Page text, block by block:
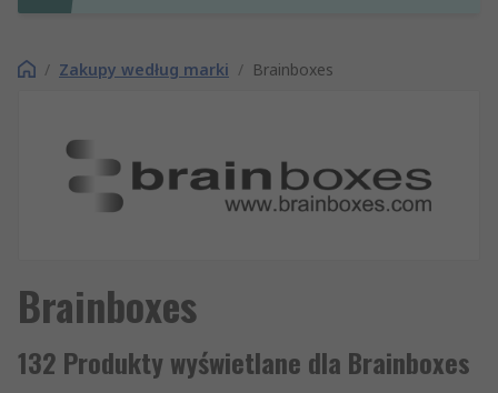
/ Zakupy według marki / Brainboxes
Brainboxes
132 Produkty wyświetlane dla Brainboxes